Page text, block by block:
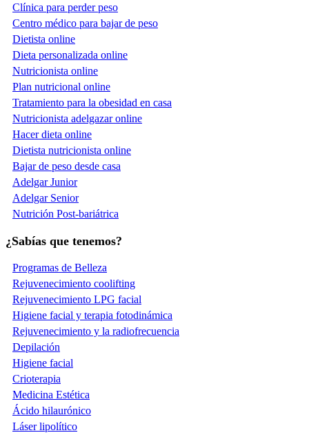
Clínica para perder peso
Centro médico para bajar de peso
Dietista online
Dieta personalizada online
Nutricionista online
Plan nutricional online
Tratamiento para la obesidad en casa
Nutricionista adelgazar online
Hacer dieta online
Dietista nutricionista online
Bajar de peso desde casa
Adelgar Junior
Adelgar Senior
Nutrición Post-bariátrica
¿Sabías que tenemos?
Programas de Belleza
Rejuvenecimiento coolifting
Rejuvenecimiento LPG facial
Higiene facial y terapia fotodinámica
Rejuvenecimiento y la radiofrecuencia
Depilación
Higiene facial
Crioterapia
Medicina Estética
Ácido hilaurónico
Láser lipolítico